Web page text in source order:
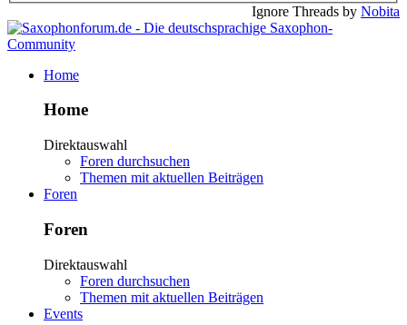
Ignore Threads by Nobita
Home
Home
Direktauswahl
Foren durchsuchen
Themen mit aktuellen Beiträgen
Foren
Foren
Direktauswahl
Foren durchsuchen
Themen mit aktuellen Beiträgen
Events